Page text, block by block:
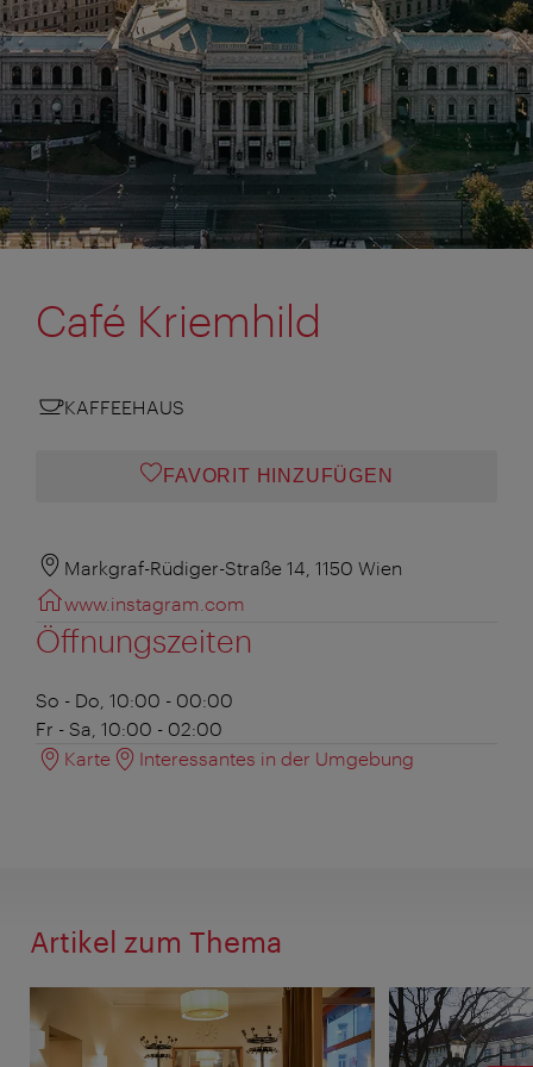
Café Kriemhild
KAFFEEHAUS
FAVORIT HINZUFÜGEN
Markgraf-Rüdiger-Straße 14, 1150 Wien
www.instagram.com
Öffnungszeiten
So - Do, 10:00 - 00:00
Fr - Sa, 10:00 - 02:00
Karte
Interessantes in der Umgebung
Artikel zum Thema